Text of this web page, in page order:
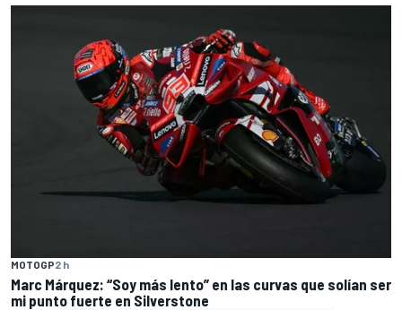
MOTOGP2 h
Marc Márquez: “Soy más lento” en las curvas que solían ser
mi punto fuerte en Silverstone